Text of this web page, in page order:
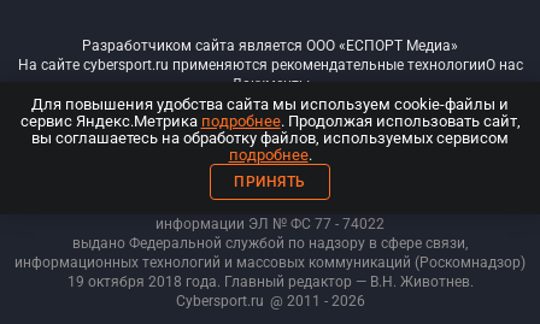
Разработчиком сайта является ООО «ЕСПОРТ Медиа»
На сайте cybersport.ru применяются рекомендательные технологииО нас
Документы
© ООО «Киберспорт.ру» — Все права защищены
18+
ООО «Киберспорт.ру». Свидетельство о регистрации средств массовой
информации ЭЛ № ФС 77 - 74022
выдано Федеральной службой по надзору в сфере связи,
информационных технологий и массовых коммуникаций (Роскомнадзор)
19 октября 2018 года. Главный редактор — В.Н. Животнев.
Cybersport.ru @ 2011 - 2026
Для повышения удобства сайта мы используем cookie-файлы и
сервис Яндекс.Метрика подробнее. Продолжая использовать сайт,
вы соглашаетесь на обработку файлов, используемых сервисом
подробнее.
ПРИНЯТЬ